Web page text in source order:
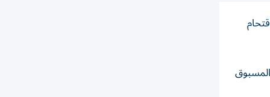
مهاجر مغربي لاقتحام
المسبوق